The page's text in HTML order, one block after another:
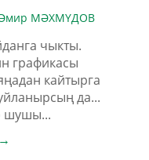
МӘХМҮДОВ
чыкты.
графикасы
кайтырга
да...
шушы...